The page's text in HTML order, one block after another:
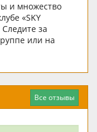
и множество
«SKY
за
или на
Все отзывы